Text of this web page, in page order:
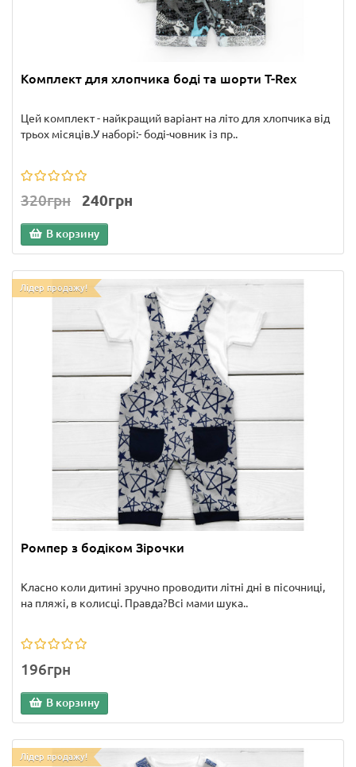
Комплект для хлопчика боді та шорти T-Rex
Цей комплект - найкращий варіант на літо для хлопчика від
трьох місяців.У наборі:- боді-човник із пр..
320грн 240грн
В корзину
Лідер продажу!
Ромпер з бодіком Зірочки
Класно коли дитині зручно проводити літні дні в пісочниці,
на пляжі, в колисці. Правда?Всі мами шука..
196грн
В корзину
Лідер продажу!